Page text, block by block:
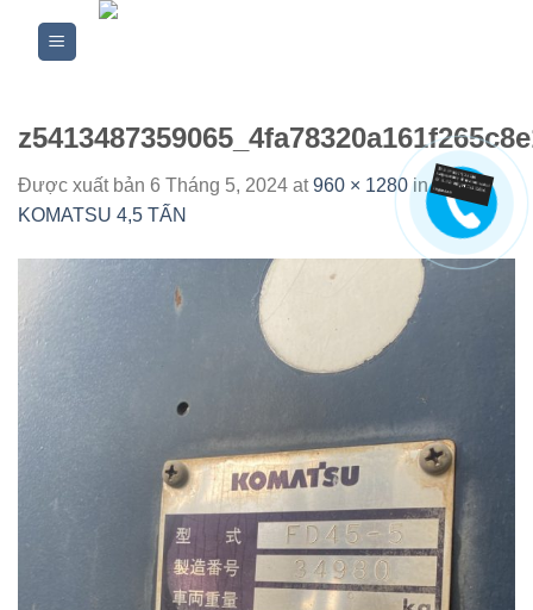
Được xuất bản 6 Tháng 5, 2024 at960 × 1280inXE
KOMATSU 4,5 TẤN